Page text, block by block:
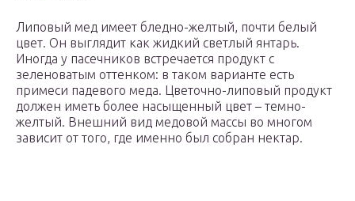
Липовый мед имеет бледно-желтый, почти белый
цвет. Он выглядит как жидкий светлый янтарь.
Иногда у пасечников встречается продукт с
зеленоватым оттенком: в таком варианте есть
примеси падевого меда. Цветочно-липовый продукт
должен иметь более насыщенный цвет – темно-
желтый. Внешний вид медовой массы во многом
зависит от того, где именно был собран нектар.